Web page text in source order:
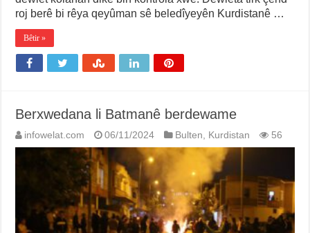
roj berê bi rêya qeyûman sê beledîyeyên Kurdistanê …
Bêtir »
Berxwedana li Batmanê berdewame
infowelat.com 06/11/2024 Bulten Kurdistan 56